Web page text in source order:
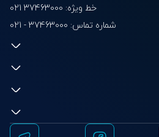
خط ویژه: 37463000 021
شماره تماس: 021 - 37463000